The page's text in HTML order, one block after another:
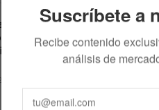
y
5
Suscríbete a
Recibe contenido
análisis de